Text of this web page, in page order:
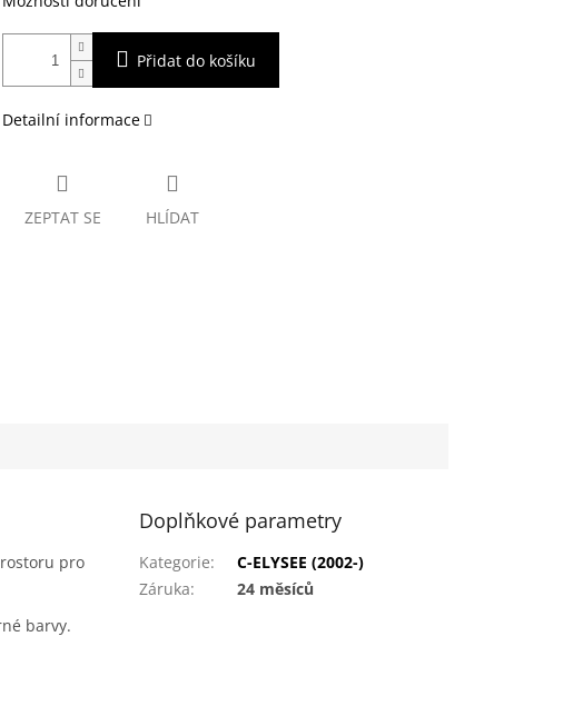
Přidat do košíku
Detailní informace
ZEPTAT SE HLÍDAT
pro
barvy.
Doplňkové parametry
Kategorie:
C-ELYSEE (2002-)
Záruka: 24 měsíců